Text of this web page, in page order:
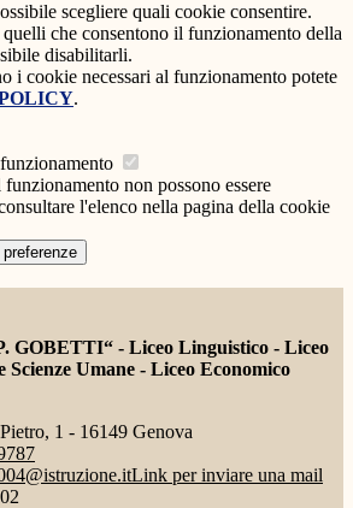
scegliere quali cookie consentire.
che consentono il funzionamento della
disabilitarli.
i cookie necessari al funzionamento potete
.
non possono essere
l'elenco nella pagina della cookie
GOBETTI“ - Liceo Linguistico - Liceo
Scienze Umane - Liceo Economico
1 - 16149 Genova
Link per inviare una mail